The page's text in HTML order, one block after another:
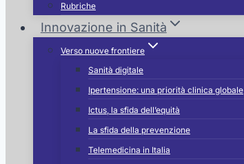
Rubriche
Innovazione in Sanità
Verso nuove frontiere
Sanità digitale
Ipertensione: una priorità clinica globale
Ictus, la sfida dell’equità
La sfida della prevenzione
Telemedicina in Italia